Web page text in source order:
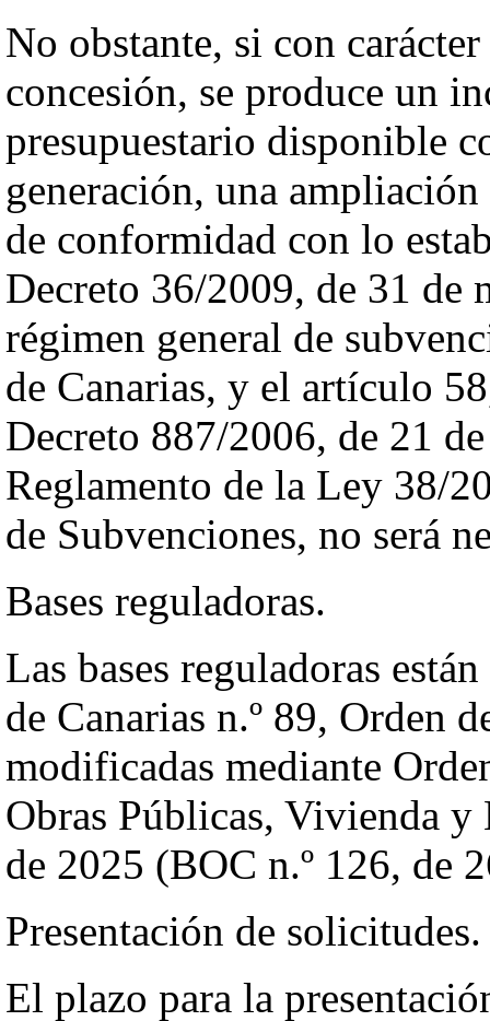
No obstante, si con
concesión, se produce un
presupuestario disponible
generación, una
de conformidad con lo
Decreto 36/2009, de 31 de
régimen general de
de Canarias, y el artículo
Decreto 887/2006, de 21
Reglamento de la Ley 38/
de Subvenciones, no será
Bases reguladoras.
Las bases reguladoras
de Canarias n.º 89, Orden
modificadas mediante
Obras Públicas, Vivienda
de 2025 (BOC n.º 126, de
Presentación de solicitudes.
El plazo para la